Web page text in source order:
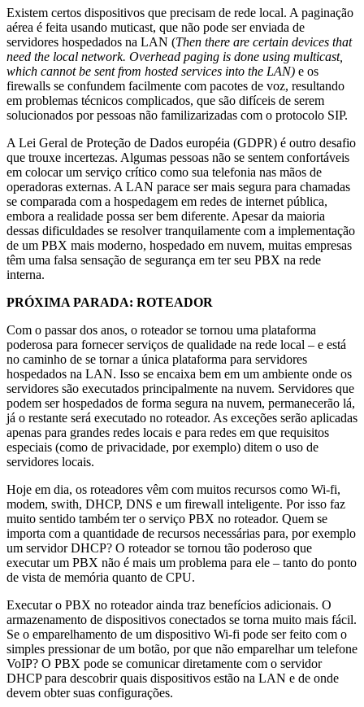
Existem certos dispositivos que precisam de rede local. A paginação
aérea é feita usando muticast, que não pode ser enviada de
servidores hospedados na LAN (Then there are certain devices that
need the local network. Overhead paging is done using multicast,
which cannot be sent from hosted services into the LAN) e os
firewalls se confundem facilmente com pacotes de voz, resultando
em problemas técnicos complicados, que são difíceis de serem
solucionados por pessoas não familizarizadas com o protocolo SIP.
A Lei Geral de Proteção de Dados européia (GDPR) é outro desafio
que trouxe incertezas. Algumas pessoas não se sentem confortáveis
em colocar um serviço crítico como sua telefonia nas mãos de
operadoras externas. A LAN parace ser mais segura para chamadas
se comparada com a hospedagem em redes de internet pública,
embora a realidade possa ser bem diferente. Apesar da maioria
dessas dificuldades se resolver tranquilamente com a implementação
de um PBX mais moderno, hospedado em nuvem, muitas empresas
têm uma falsa sensação de segurança em ter seu PBX na rede
interna.
PRÓXIMA PARADA: ROTEADOR
Com o passar dos anos, o roteador se tornou uma plataforma
poderosa para fornecer serviços de qualidade na rede local – e está
no caminho de se tornar a única plataforma para servidores
hospedados na LAN. Isso se encaixa bem em um ambiente onde os
servidores são executados principalmente na nuvem. Servidores que
podem ser hospedados de forma segura na nuvem, permanecerão lá,
já o restante será executado no roteador. As exceções serão aplicadas
apenas para grandes redes locais e para redes em que requisitos
especiais (como de privacidade, por exemplo) ditem o uso de
servidores locais.
Hoje em dia, os roteadores vêm com muitos recursos como Wi-fi,
modem, swith, DHCP, DNS e um firewall inteligente. Por isso faz
muito sentido também ter o serviço PBX no roteador. Quem se
importa com a quantidade de recursos necessárias para, por exemplo
um servidor DHCP? O roteador se tornou tão poderoso que
executar um PBX não é mais um problema para ele – tanto do ponto
de vista de memória quanto de CPU.
Executar o PBX no roteador ainda traz benefícios adicionais. O
armazenamento de dispositivos conectados se torna muito mais fácil.
Se o emparelhamento de um dispositivo Wi-fi pode ser feito com o
simples pressionar de um botão, por que não emparelhar um telefone
VoIP? O PBX pode se comunicar diretamente com o servidor
DHCP para descobrir quais dispositivos estão na LAN e de onde
devem obter suas configurações.